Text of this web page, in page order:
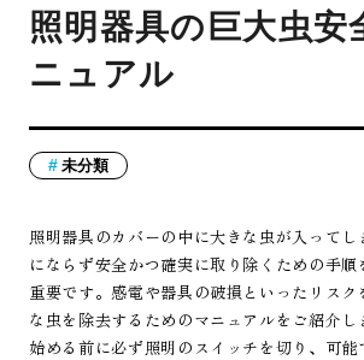
照明器具の巨大虫安
ニュアル
未分類
照明器具のカバーの中に大きな虫が入ってし
にならず安全かつ確実に取り除くための手
重要です。感電や器具の破損といったリスク
な虫を除去するためのマニュアルをご紹介し
始める前に必ず照明のスイッチを切り、可能